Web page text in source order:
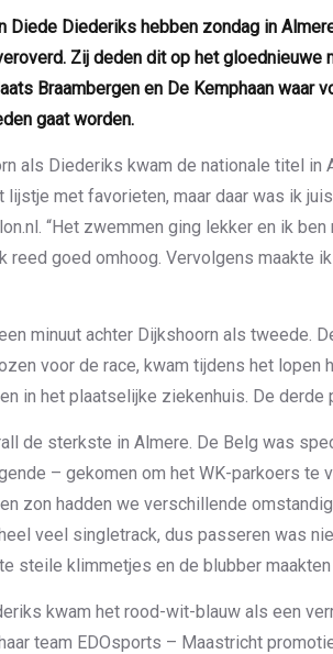
Diede Diederiks hebben zondag in
Zij deden dit op het gloednieuwe
Braambergen en De Kemphaan waar
gaat worden.
als Diederiks kwam de nationale titel in
lijstje met favorieten, maar daar was ik
“Het zwemmen ging lekker en ik
reed goed omhoog. Vervolgens maakte
minuut achter Dijkshoorn als tweede.
voor de race, kwam tijdens het lopen
in het plaatselijke ziekenhuis. De derde
de sterkste in Almere. De Belg was
– gekomen om het WK-parkoers te
zon hadden we verschillende
veel singletrack, dus passeren was
steile klimmetjes en de blubber maakten
kwam het rood-wit-blauw als een
team EDOsports – Maastricht